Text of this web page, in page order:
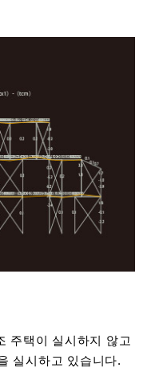
주택이 실시하지 않고
실시하고 있습니다.